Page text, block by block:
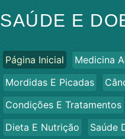
SAÚDE E
Página Inicial
Medicina
Mordidas E Picadas
Condições E Tratamentos
Dieta E Nutrição
Saúde